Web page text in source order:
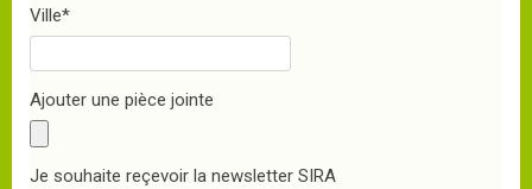
Ville*
Ajouter une pièce jointe
Je souhaite reçevoir la newsletter SIRA